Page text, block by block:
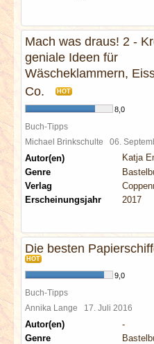
Mach was draus! 2 -
geniale Ideen für
Wäscheklammern,
Co.
HOT
8,0
Buch-Tipps
Michael Brinkschulte 06.
Autor(en) Katja
Genre
Verlag
Erscheinungsjahr
2017
Die besten
HOT
9,0
Buch-Tipps
Annika Lange 17. Juli 2016
Autor(en)
-
Genre